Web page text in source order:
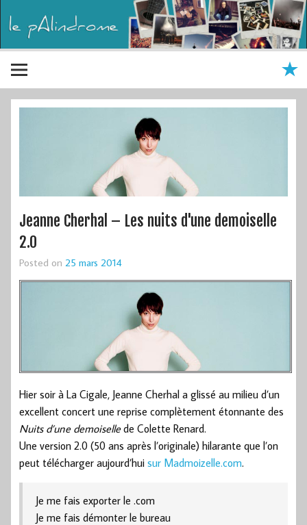
Jeanne Cherhal – Les nuits d'une demoiselle
2.0
Posted on 25 mars 2014
Hier soir à La Cigale, Jeanne Cherhal a glissé au milieu d’un
excellent concert une reprise complètement étonnante des
Nuits d’une demoisellede Colette Renard.
Une version 2.0 (50 ans après l’originale) hilarante que l’on
peut télécharger aujourd’hui sur Madmoizelle.com.
Je me fais exporter le .com
Je me fais démonter le bureau